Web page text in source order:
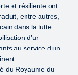
et résiliente ont
entre autres,
dans la lutte
d’un
au service d’un
du Royaume du